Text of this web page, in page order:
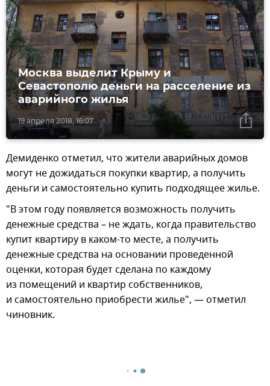
19 апреля 2018, 16:07
Москва выделит Крыму и
Севастополю деньги на расселение из
аварийного жилья
Демиденко отметил, что жители аварийных домов
могут не дожидаться покупки квартир, а получить
деньги и самостоятельно купить подходящее жилье.
"В этом году появляется возможность получить
денежные средства – не ждать, когда правительство
купит квартиру в каком-то месте, а получить
денежные средства на основании проведенной
оценки, которая будет сделана по каждому
из помещений и квартир собственников,
и самостоятельно приобрести жилье", — отметил
чиновник.